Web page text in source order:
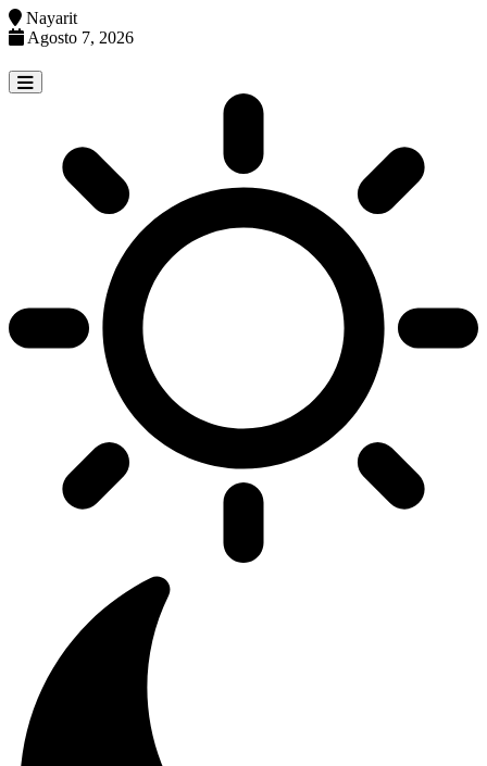
Nayarit
Agosto 7, 2026
to
content